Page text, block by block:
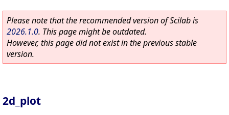
Please note that the recommended version of Scilab is
2026.1.0. This page might be outdated.
However, this page did not exist in the previous stable
version.
2d_plot